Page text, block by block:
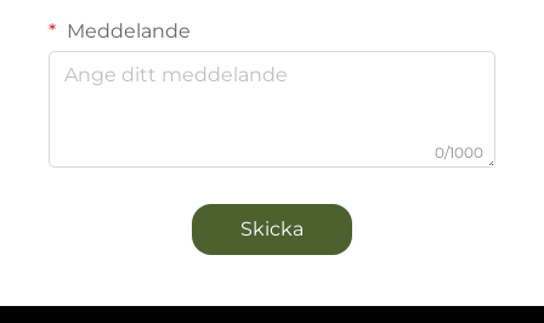
Meddelande
0/1000
Skicka